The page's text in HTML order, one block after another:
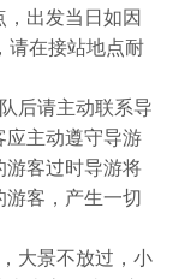
出发当日如因
请在接站地点耐
后请主动联系导
主动遵守导游
客过时导游将
客，产生一切
大景不放过，小